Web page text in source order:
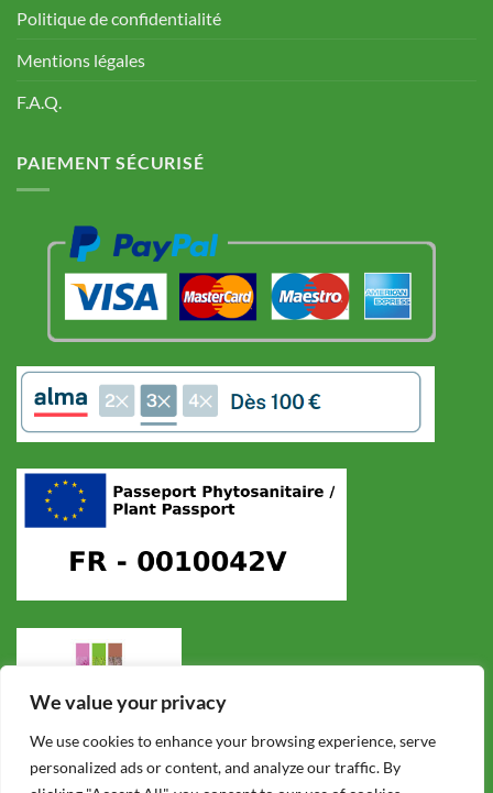
We value your privacy
We use cookies to enhance your browsing experience, serve
personalized ads or content, and analyze our traffic. By
Politique de confidentialité
Mentions légales
F.A.Q.
PAIEMENT SÉCURISÉ